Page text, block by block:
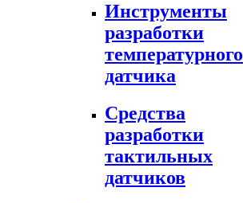
Инструменты
разработки
температурного
датчика
Средства
разработки
тактильных
датчиков